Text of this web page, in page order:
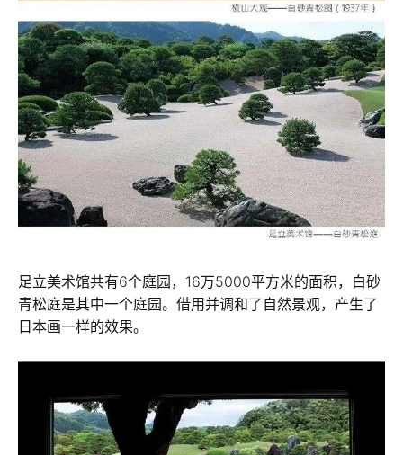
足立美术馆共有6个庭园，16万5000平方米的面积，白砂
青松庭是其中一个庭园。借用并调和了自然景观，产生了
日本画一样的效果。